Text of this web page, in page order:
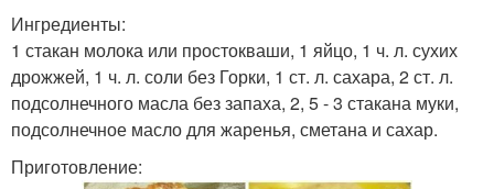
Ингредиенты:
1 стакан молока или простокваши, 1 яйцо, 1 ч. л. сухих
дрожжей, 1 ч. л. соли без Горки, 1 ст. л. сахара, 2 ст. л.
подсолнечного масла без запаха, 2, 5 - 3 стакана муки,
подсолнечное масло для жаренья, сметана и сахар.
Приготовление: